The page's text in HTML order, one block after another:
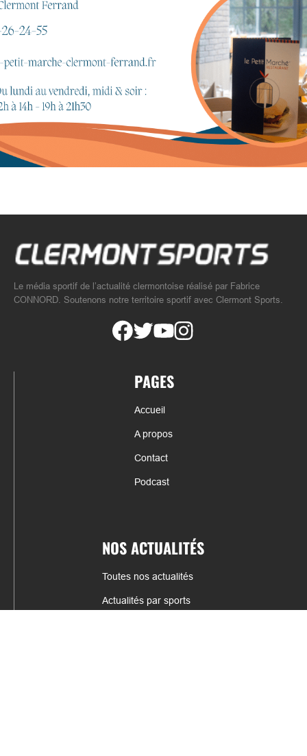
Le média sportif de l’actualité clermontoise réalisé par Fabrice
CONNORD. Soutenons notre territoire sportif avec Clermont Sports.
PAGES
Accueil
A propos
Contact
Podcast
NOS ACTUALITÉS
Toutes nos actualités
Actualités par sports